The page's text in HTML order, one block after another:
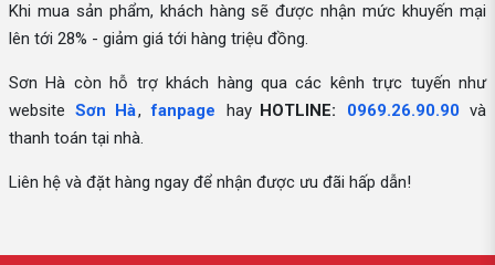
Khi mua sản phẩm, khách hàng sẽ được nhận mức khuyến mại
lên tới 28% - giảm giá tới hàng triệu đồng.
Sơn Hà còn hỗ trợ khách hàng qua các kênh trực tuyến như
website Sơn Hà, fanpage hay HOTLINE: 0969.26.90.90 và
thanh toán tại nhà.
Liên hệ và đặt hàng ngay để nhận được ưu đãi hấp dẫn!